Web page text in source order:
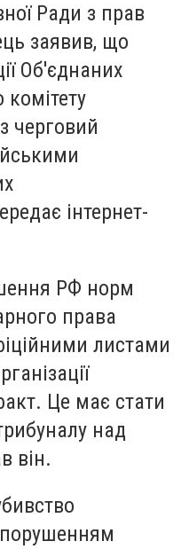
Ради з прав
заявив, що
Об'єднаних
черговий
інтернет-
РФ норм
права
листами
Це має стати
над
він.